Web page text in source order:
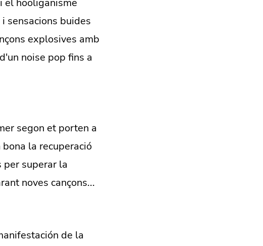
el hooliganisme
sensacions buides
explosives amb
noise pop fins a
segon et porten a
la recuperació
superar la
noves cançons...
de la